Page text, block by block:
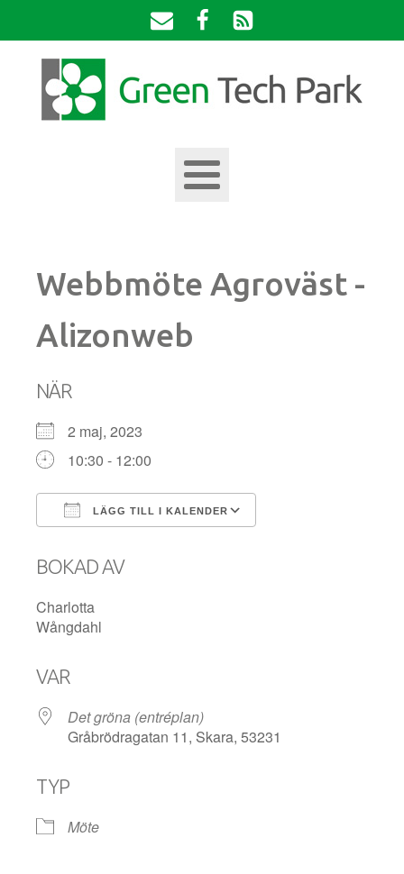
Webbmöte Agroväst -
Alizonweb
NÄR
2 maj, 2023
10:30 - 12:00
LÄGG TILL I KALENDER
BOKAD AV
Charlotta
Wångdahl
VAR
Det gröna (entréplan)
Gråbrödragatan 11, Skara, 53231
TYP
Möte